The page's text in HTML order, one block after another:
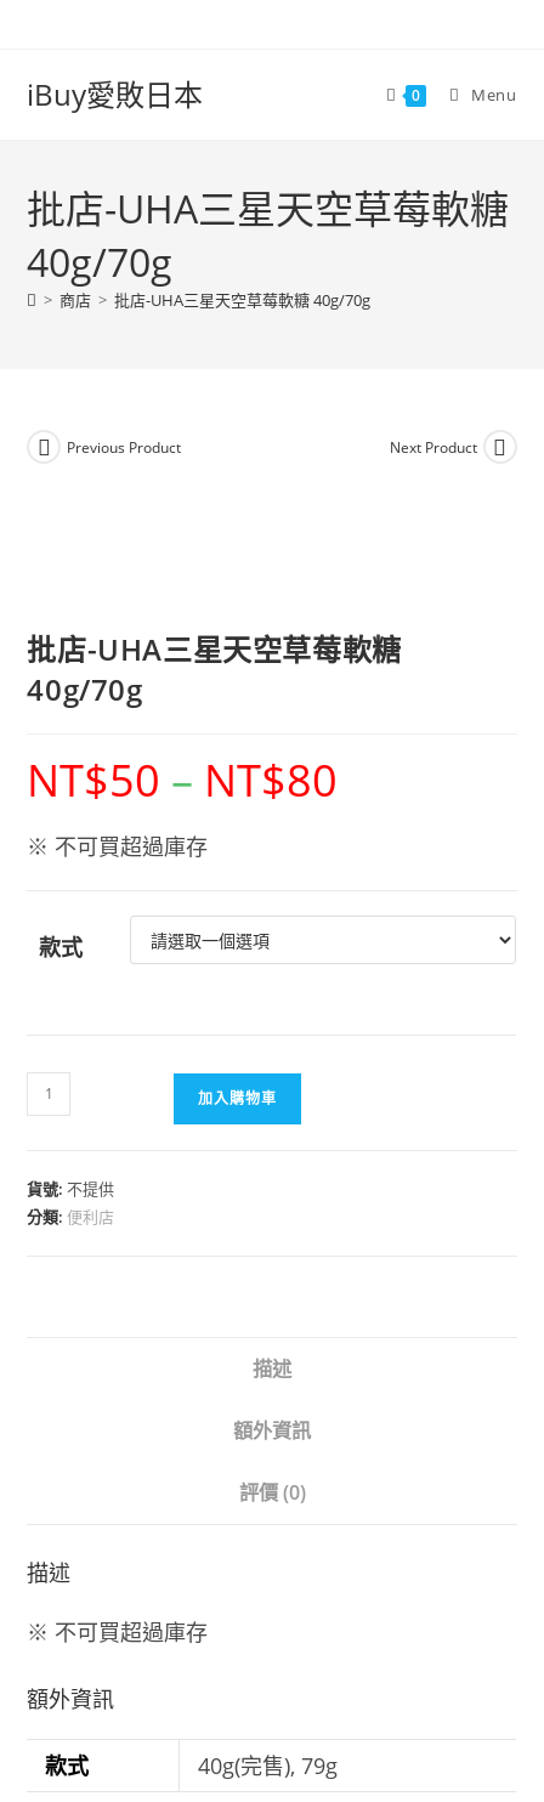
iBuy愛敗日本 0 Menu
批店-UHA三星天空草莓軟糖
40g/70g
> 商店 > 批店-UHA三星天空草莓軟糖 40g/70g
Previous Product Next Product
批店-UHA三星天空草莓軟糖
40g/70g
NT$50 – NT$80
※ 不可買超過庫存
款式
加入購物車
貨號:不提供
分類:便利店
描述
額外資訊
評價 (0)
描述
※ 不可買超過庫存
額外資訊
款式 40g(完售), 79g